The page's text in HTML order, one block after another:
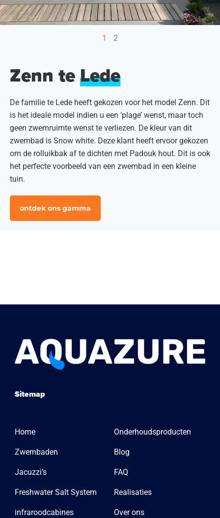
Promoties
Vraag offerte
Contacteer ons
1 2
Zenn teLede
De familie te Lede heeft gekozen voor het model Zenn. Dit
is het ideale model indien u een ‘plage’ wenst, maar toch
geen zwemruimte wenst te verliezen. De kleur van dit
zwembad is Snow white. Deze klant heeft ervoor gekozen
om de rolluikbak af te dichten met Padouk hout. Dit is ook
het perfecte voorbeeld van een zwembad in een kleine
tuin.
ontdek ons gamma
Sitemap
Home
Zwembaden
Jacuzzi’s
Freshwater Salt System
infraroodcabines
Onderhoudsproducten
Blog
FAQ
Realisaties
Over ons